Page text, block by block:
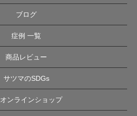
ブログ
症例 一覧
商品レビュー
サツマのSDGs
オンラインショップ